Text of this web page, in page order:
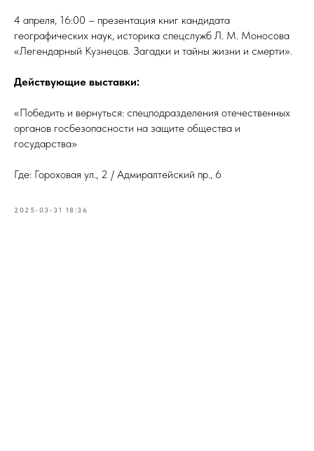
4 апреля, 16:00 – презентация книг кандидата
географических наук, историка спецслужб Л. М. Моносова
«Легендарный Кузнецов. Загадки и тайны жизни и смерти».
Действующие выставки:
«Победить и вернуться: спецподразделения отечественных
органов госбезопасности на защите общества и
государства»
Где: Гороховая ул., 2 / Адмиралтейский пр., 6
2025-03-31 18:36